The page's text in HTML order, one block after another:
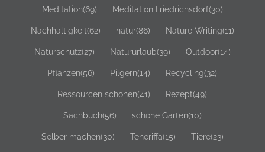
Meditation(69) Meditation Friedrichsdorf(30)
Nachhaltigkeit(62) natur(86) Nature Writing(11)
Naturschutz(27) Natururlaub(39) Outdoor(14)
Pflanzen(56) Pilgern(14) Recycling(32)
Ressourcen schonen(41) Rezept(49)
Sachbuch(56) schöne Gärten(10)
Selber machen(30) Teneriffa(15) Tiere(23)